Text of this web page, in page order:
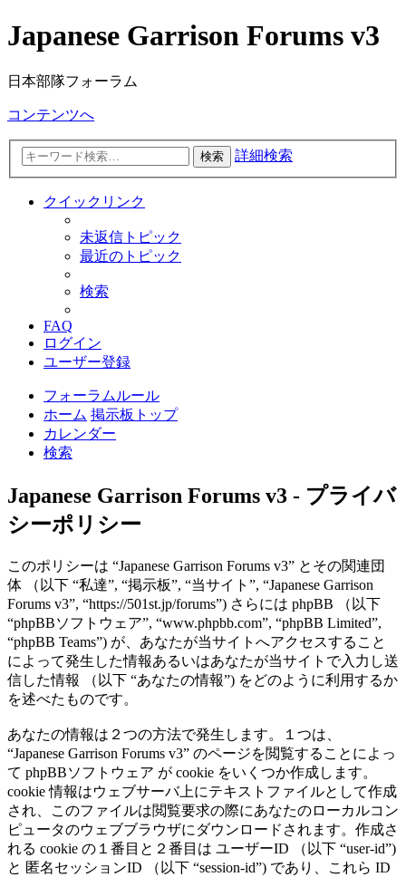
Japanese Garrison Forums v3
日本部隊フォーラム
コンテンツへ
検索 詳細検索
クイックリンク
未返信トピック
最近のトピック
検索
FAQ
ログイン
ユーザー登録
フォーラムルール
ホーム 掲示板トップ
カレンダー
検索
Japanese Garrison Forums v3 - プライバ
シーポリシー
このポリシーは “Japanese Garrison Forums v3” とその関連団
体 （以下 “私達”, “掲示板”, “当サイト”, “Japanese Garrison
Forums v3”, “https://501st.jp/forums”) さらには phpBB （以下
“phpBBソフトウェア”, “www.phpbb.com”, “phpBB Limited”,
“phpBB Teams”) が、あなたが当サイトへアクセスすること
によって発生した情報あるいはあなたが当サイトで入力し送
信した情報 （以下 “あなたの情報”) をどのように利用するか
を述べたものです。
あなたの情報は２つの方法で発生します。１つは、
“Japanese Garrison Forums v3” のページを閲覧することによっ
て phpBBソフトウェア が cookie をいくつか作成します。
cookie 情報はウェブサーバ上にテキストファイルとして作成
され、このファイルは閲覧要求の際にあなたのローカルコン
ピュータのウェブブラウザにダウンロードされます。作成さ
れる cookie の１番目と２番目は ユーザーID （以下 “user-id”)
と 匿名セッションID （以下 “session-id”) であり、これら ID